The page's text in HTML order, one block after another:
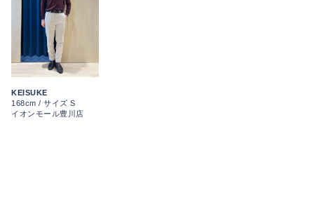
KEISUKE
168cm / サイズ S
イオンモール豊川店